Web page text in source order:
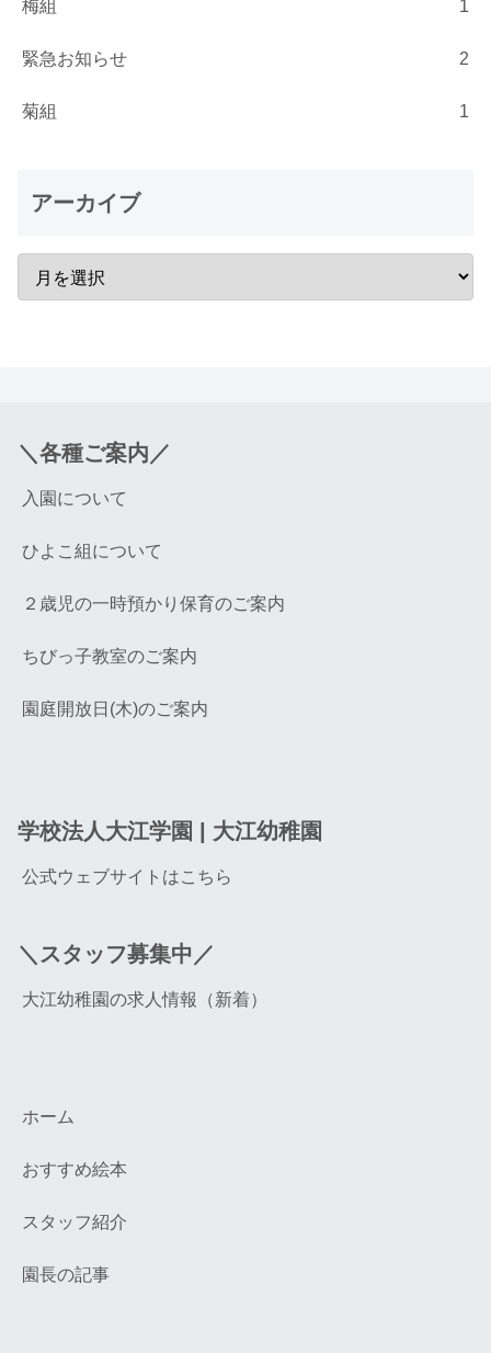
梅組 1
緊急お知らせ 2
菊組 1
アーカイブ
＼各種ご案内／
入園について
ひよこ組について
２歳児の一時預かり保育のご案内
ちびっ子教室のご案内
園庭開放日(木)のご案内
学校法人大江学園 | 大江幼稚園
公式ウェブサイトはこちら
＼スタッフ募集中／
大江幼稚園の求人情報（新着）
ホーム
おすすめ絵本
スタッフ紹介
園長の記事